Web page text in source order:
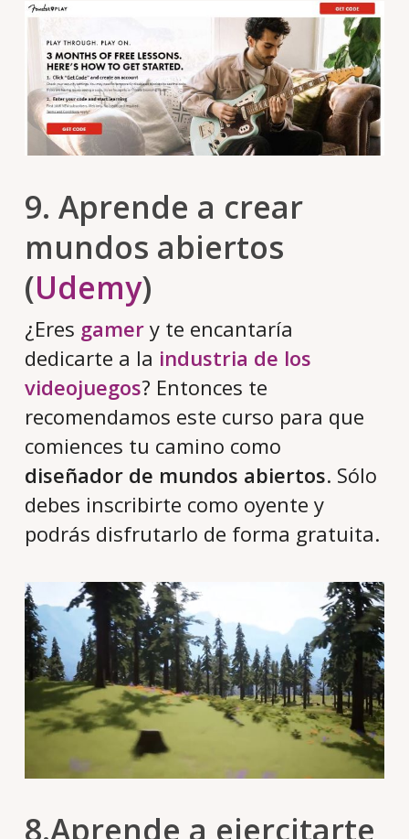
9. Aprende a crear
mundos abiertos
(Udemy)
¿Eres gamery te encantaría
dedicarte a la industria de los
videojuegos? Entonces te
recomendamos este curso para que
comiences tu camino como
diseñador de mundos abiertos. Sólo
debes inscribirte como oyente y
podrás disfrutarlo de forma gratuita.
8.Aprende a ejercitarte